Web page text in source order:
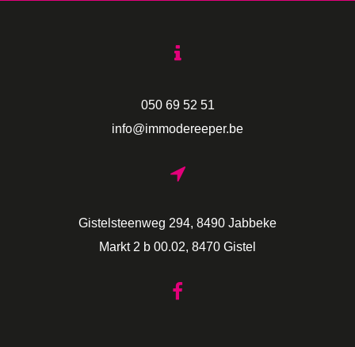
050 69 52 51
info@immodereeper.be
Gistelsteenweg 294, 8490 Jabbeke
Markt 2 b 00.02, 8470 Gistel